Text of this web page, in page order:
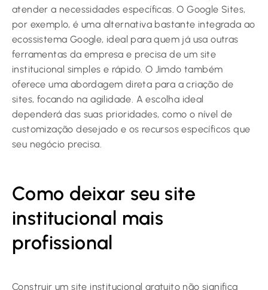
atender a necessidades específicas. O Google Sites,
por exemplo, é uma alternativa bastante integrada ao
ecossistema Google, ideal para quem já usa outras
ferramentas da empresa e precisa de um site
institucional simples e rápido. O Jimdo também
oferece uma abordagem direta para a criação de
sites, focando na agilidade. A escolha ideal
dependerá das suas prioridades, como o nível de
customização desejado e os recursos específicos que
seu negócio precisa.
Como deixar seu site
institucional mais
profissional
Construir um site institucional gratuito não significa